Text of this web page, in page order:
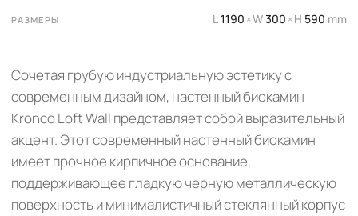
РАЗМЕРЫ L1190 ×W300 ×H 590 mm
Сочетая грубую индустриальную эстетику с
современным дизайном, настенный биокамин
Kronco Loft Wall представляет собой выразительный
акцент. Этот современный настенный биокамин
имеет прочное кирпичное основание,
поддерживающее гладкую черную металлическую
поверхность и минималистичный стеклянный корпус